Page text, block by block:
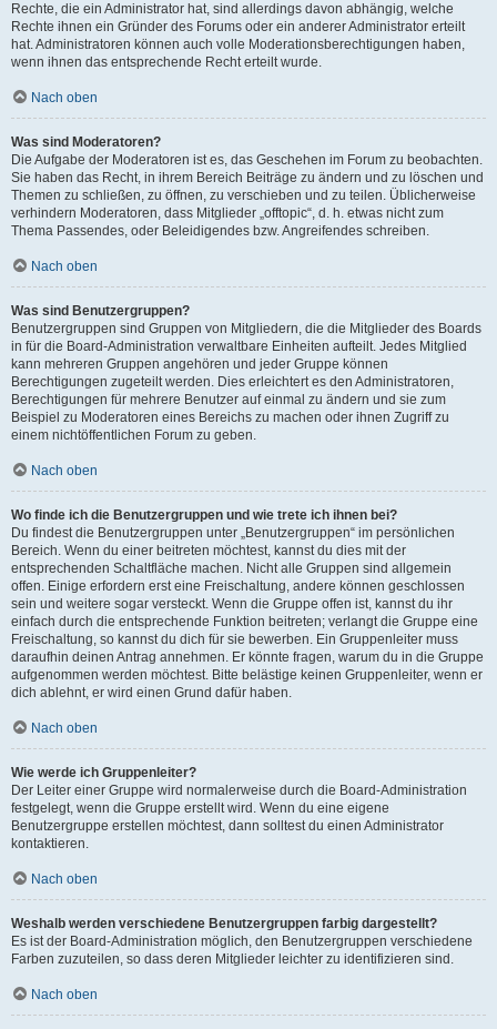
Rechte, die ein Administrator hat, sind allerdings davon abhängig, welche
Rechte ihnen ein Gründer des Forums oder ein anderer Administrator erteilt
hat. Administratoren können auch volle Moderationsberechtigungen haben,
wenn ihnen das entsprechende Recht erteilt wurde.
Nach oben
Was sind Moderatoren?
Die Aufgabe der Moderatoren ist es, das Geschehen im Forum zu beobachten.
Sie haben das Recht, in ihrem Bereich Beiträge zu ändern und zu löschen und
Themen zu schließen, zu öffnen, zu verschieben und zu teilen. Üblicherweise
verhindern Moderatoren, dass Mitglieder „offtopic“, d. h. etwas nicht zum
Thema Passendes, oder Beleidigendes bzw. Angreifendes schreiben.
Nach oben
Was sind Benutzergruppen?
Benutzergruppen sind Gruppen von Mitgliedern, die die Mitglieder des Boards
in für die Board-Administration verwaltbare Einheiten aufteilt. Jedes Mitglied
kann mehreren Gruppen angehören und jeder Gruppe können
Berechtigungen zugeteilt werden. Dies erleichtert es den Administratoren,
Berechtigungen für mehrere Benutzer auf einmal zu ändern und sie zum
Beispiel zu Moderatoren eines Bereichs zu machen oder ihnen Zugriff zu
einem nichtöffentlichen Forum zu geben.
Nach oben
Wo finde ich die Benutzergruppen und wie trete ich ihnen bei?
Du findest die Benutzergruppen unter „Benutzergruppen“ im persönlichen
Bereich. Wenn du einer beitreten möchtest, kannst du dies mit der
entsprechenden Schaltfläche machen. Nicht alle Gruppen sind allgemein
offen. Einige erfordern erst eine Freischaltung, andere können geschlossen
sein und weitere sogar versteckt. Wenn die Gruppe offen ist, kannst du ihr
einfach durch die entsprechende Funktion beitreten; verlangt die Gruppe eine
Freischaltung, so kannst du dich für sie bewerben. Ein Gruppenleiter muss
daraufhin deinen Antrag annehmen. Er könnte fragen, warum du in die Gruppe
aufgenommen werden möchtest. Bitte belästige keinen Gruppenleiter, wenn er
dich ablehnt, er wird einen Grund dafür haben.
Nach oben
Wie werde ich Gruppenleiter?
Der Leiter einer Gruppe wird normalerweise durch die Board-Administration
festgelegt, wenn die Gruppe erstellt wird. Wenn du eine eigene
Benutzergruppe erstellen möchtest, dann solltest du einen Administrator
kontaktieren.
Nach oben
Weshalb werden verschiedene Benutzergruppen farbig dargestellt?
Es ist der Board-Administration möglich, den Benutzergruppen verschiedene
Farben zuzuteilen, so dass deren Mitglieder leichter zu identifizieren sind.
Nach oben